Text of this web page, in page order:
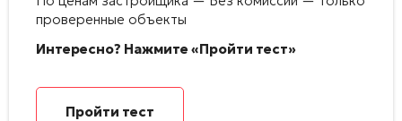
проверенные объекты
Интересно? Нажмите «Пройти тест»
Пройти тест